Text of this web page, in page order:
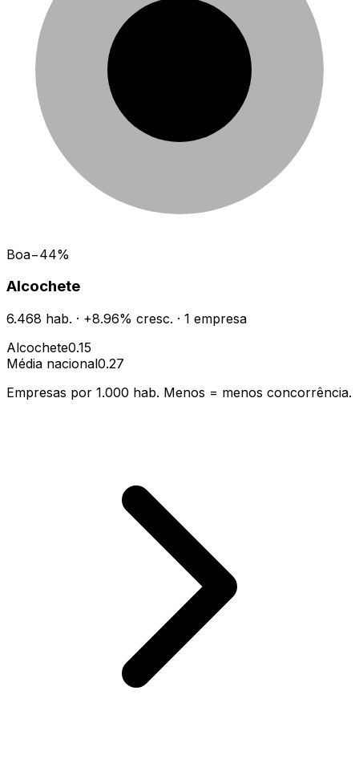
Boa−44%
Alcochete
6.468 hab. · +8.96% cresc. · 1 empresa
Alcochete0.15
Média nacional0.27
Empresas por 1.000 hab. Menos = menos concorrência.